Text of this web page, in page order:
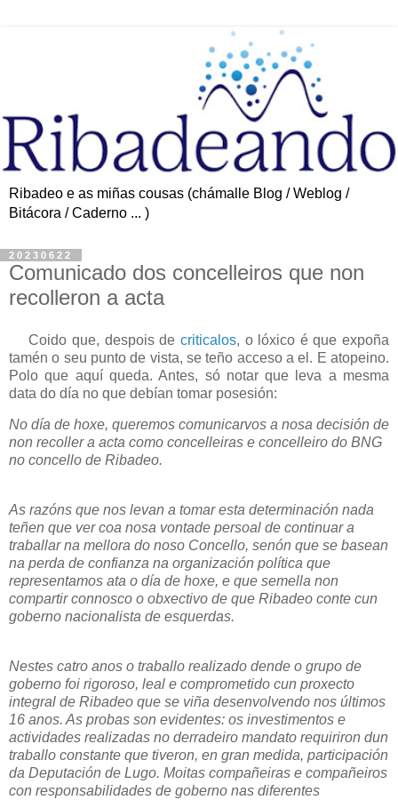
Ribadeo e as miñas cousas (chámalle Blog / Weblog /
Bitácora / Caderno ... )
20230622
Comunicado dos concelleiros que non
recolleron a acta
Coido que, despois de criticalos, o lóxico é que expoña
tamén o seu punto de vista, se teño acceso a el. E atopeino.
Polo que aquí queda. Antes, só notar que leva a mesma
data do día no que debían tomar posesión:
No día de hoxe, queremos comunicarvos a nosa decisión de
non recoller a acta como concelleiras e concelleiro do BNG
no concello de Ribadeo.
As razóns que nos levan a tomar esta determinación nada
teñen que ver coa nosa vontade persoal de continuar a
traballar na mellora do noso Concello, senón que se basean
na perda de confianza na organización política que
representamos ata o día de hoxe, e que semella non
compartir connosco o obxectivo de que Ribadeo conte cun
goberno nacionalista de esquerdas.
Nestes catro anos o traballo realizado dende o grupo de
goberno foi rigoroso, leal e comprometido cun proxecto
integral de Ribadeo que se viña desenvolvendo nos últimos
16 anos. As probas son evidentes: os investimentos e
actividades realizadas no derradeiro mandato requiriron dun
traballo constante que tiveron, en gran medida, participación
da Deputación de Lugo. Moitas compañeiras e compañeiros
con responsabilidades de goberno nas diferentes